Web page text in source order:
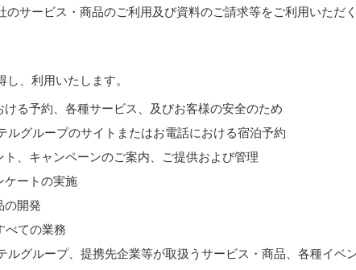
サービス・商品のご利用及び資料のご請求等をご利用いただ
、利用いたします。
る予約、各種サービス、及びお客様の安全のため
ルグループのサイトまたはお電話における宿泊予約
、キャンペーンのご案内、ご提供および管理
ケートの実施
の開発
べての業務
ルグループ、提携先企業等が取扱うサービス・商品、各種イベ